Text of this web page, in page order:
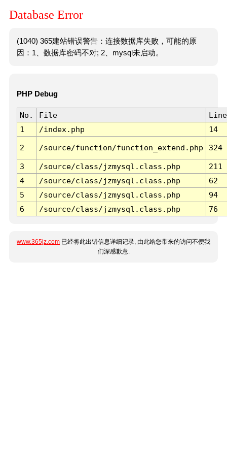
Database Error
(1040) 365建站错误警告：连接数据库失败，可能的原
因：1、数据库密码不对; 2、mysql未启动。
PHP Debug
No. File
Line
1
/index.php 14
2 /source/function/function_extend.php 324
3 /source/class/jzmysql.class.php
211
4
/source/class/jzmysql.class.php
62
5
/source/class/jzmysql.class.php
94
6
/source/class/jzmysql.class.php 76
www.365jz.com 已经将此出错信息详细记录, 由此给您带来的访问不便我
们深感歉意.